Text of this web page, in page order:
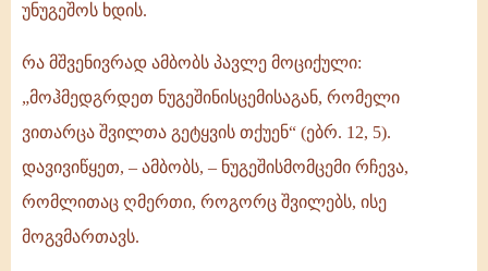
უნუგეშოს ხდის.
რა მშვენივრად ამბობს პავლე მოციქული:
„მოჰმედგრდეთ ნუგეშინისცემისაგან, რომელი
ვითარცა შვილთა გეტყვის თქუენ“ (ებრ. 12, 5).
დავივიწყეთ, – ამბობს, – ნუგეშისმომცემი რჩევა,
რომლითაც ღმერთი, როგორც შვილებს, ისე
მოგვმართავს.